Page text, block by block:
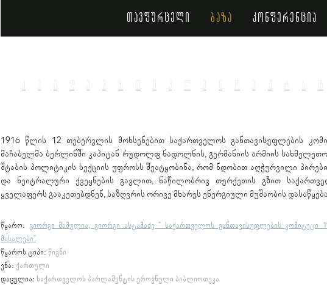
თავფურცელი ბაზა კონფერენცია
ზ კ მ ნ პ ჟ რ ტ
1916 წლის 12 თებერვლის მოხსენებით საქართველოს განთავისუფლების
მაჩაბელმა ბერლინში კაპიტან რუდოლფ ნადოლნის, გერმანიის არმიის
შტაბის პოლიტიკის სექციის უფროსს შეატყობინა, რომ ნდობით აღჭურვილი
და ნეიტრალური ქვეყნების გავლით, ნაწილობრივ თურქეთის გზით
ყველაფერს გააკეთებდნენ, საზღვრის ორივე მხარეს ენერგიული მუშაობის
წყარო: გიორგი მამულია, გიორგი ასტამაძე " საქართველოს განთავისუფლების კომიტეტი
მასალები"
წყაროს ტიპი: წიგნი
ენა: ქართული
დაცულია: საქართველოს პარლამენტის ეროვნული ბიბლიოთეკა